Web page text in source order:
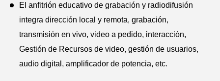
El anfitrión educativo de grabación y radiodifusión
integra dirección local y remota, grabación,
transmisión en vivo, video a pedido, interacción,
Gestión de Recursos de video, gestión de usuarios,
audio digital, amplificador de potencia, etc.